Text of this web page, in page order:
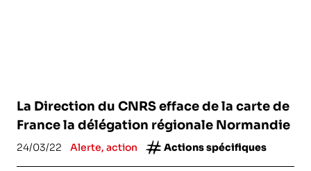
La Direction du CNRS efface de la carte de
France la délégation régionale Normandie
24/03/22 Alerte, action Actions spécifiques